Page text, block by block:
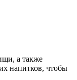
а также
напитков, чтобы